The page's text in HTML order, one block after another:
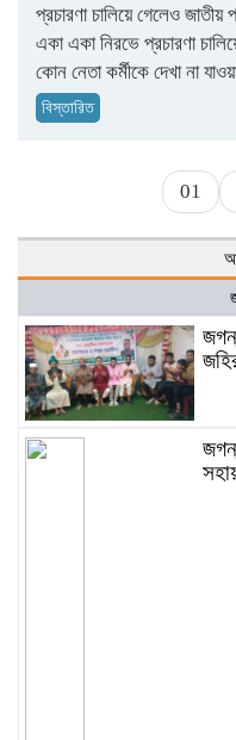
প্রচারণা চালিয়ে গেলেও জাতীয়
একা একা নিরভে প্রচারণা
কোন নেতা কর্মীকে দেখা না
বিস্তারিত
01